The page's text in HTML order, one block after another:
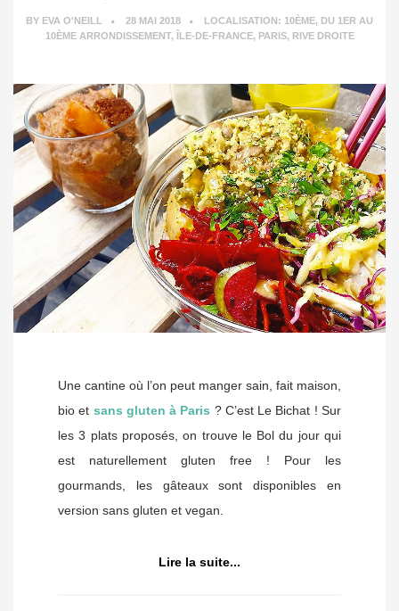
BY EVA O'NEILL 28 MAI 2018 LOCALISATION: 10ÈME, DU 1ER AU
10ÈME ARRONDISSEMENT, ÎLE-DE-FRANCE, PARIS, RIVE DROITE
Une cantine où l’on peut manger sain, fait maison,
bio et sans gluten à Paris ? C’est Le Bichat ! Sur
les 3 plats proposés, on trouve le Bol du jour qui
est naturellement gluten free ! Pour les
gourmands, les gâteaux sont disponibles en
version sans gluten et vegan.
Lire la suite...